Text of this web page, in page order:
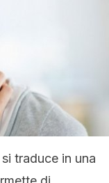
traduce in una